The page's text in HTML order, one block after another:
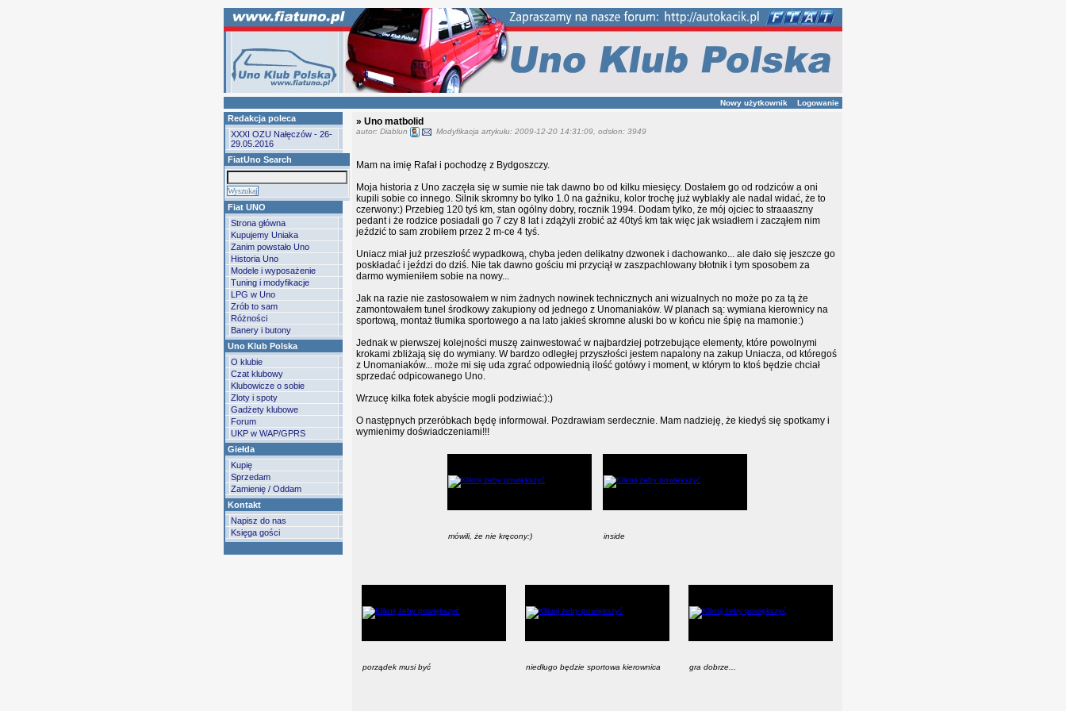
Nowy użytkownik Logowanie
Redakcja poleca
XXXI OZU Nałęczów - 26-
29.05.2016
FiatUno Search
Fiat UNO
Strona główna
Kupujemy Uniaka
Zanim powstało Uno
Historia Uno
Modele i wyposażenie
Tuning i modyfikacje
LPG w Uno
Zrób to sam
Różności
Banery i butony
Uno Klub Polska
O klubie
Czat klubowy
Klubowicze o sobie
Zloty i spoty
Gadżety klubowe
Forum
UKP w WAP/GPRS
Giełda
Kupię
Sprzedam
Zamienię / Oddam
Kontakt
Napisz do nas
Księga gości
» Uno matbolid
autor: Diablun Modyfikacja artykułu: 2009-12-20 14:31:09, odsłon: 3949
Mam na imię Rafał i pochodzę z Bydgoszczy.
Moja historia z Uno zaczęła się w sumie nie tak dawno bo od kilku miesięcy. Dostałem go od rodziców a oni
kupili sobie co innego. Silnik skromny bo tylko 1.0 na gaźniku, kolor trochę już wyblakły ale nadal widać, że to
czerwony:) Przebieg 120 tyś km, stan ogólny dobry, rocznik 1994. Dodam tylko, że mój ojciec to straaaszny
pedant i że rodzice posiadali go 7 czy 8 lat i zdążyli zrobić aż 40tyś km tak więc jak wsiadłem i zacząłem nim
jeździć to sam zrobiłem przez 2 m-ce 4 tyś.
Uniacz miał już przeszłość wypadkową, chyba jeden delikatny dzwonek i dachowanko... ale dało się jeszcze go
poskładać i jeździ do dziś. Nie tak dawno gościu mi przyciął w zaszpachlowany błotnik i tym sposobem za
darmo wymieniłem sobie na nowy...
Jak na razie nie zastosowałem w nim żadnych nowinek technicznych ani wizualnych no może po za tą że
zamontowałem tunel środkowy zakupiony od jednego z Unomaniaków. W planach są: wymiana kierownicy na
sportową, montaż tłumika sportowego a na lato jakieś skromne aluski bo w końcu nie śpię na mamonie:)
Jednak w pierwszej kolejności muszę zainwestować w najbardziej potrzebujące elementy, które powolnymi
krokami zbliżają się do wymiany. W bardzo odległej przyszłości jestem napalony na zakup Uniacza, od któregoś
z Unomaniaków... może mi się uda zgrać odpowiednią ilość gotówy i moment, w którym to ktoś będzie chciał
sprzedać odpicowanego Uno.
Wrzucę kilka fotek abyście mogli podziwiać:):)
O następnych przeróbkach będę informował. Pozdrawiam serdecznie. Mam nadzieję, że kiedyś się spotkamy i
wymienimy doświadczeniami!!!
mówili, że nie kręcony:) inside
porządek musi być gra dobrze...
niedługo będzie sportowa kierownica